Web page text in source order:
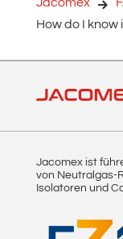
How do I
Jacomex ist
von Neutralgas-
Isolatoren und